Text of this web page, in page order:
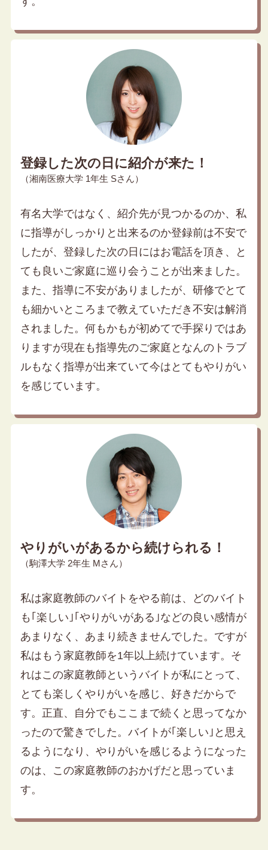
登録した次の日に紹介が来た！
（湘南医療大学 1年生 Sさん）
有名大学ではなく、紹介先が見つかるのか、私
に指導がしっかりと出来るのか登録前は不安で
したが、登録した次の日にはお電話を頂き、と
ても良いご家庭に巡り会うことが出来ました。
また、指導に不安がありましたが、研修でとて
も細かいところまで教えていただき不安は解消
されました。何もかもが初めてで手探りではあ
りますが現在も指導先のご家庭となんのトラブ
ルもなく指導が出来ていて今はとてもやりがい
を感じています。
やりがいがあるから続けられる！
（駒澤大学 2年生 Mさん）
私は家庭教師のバイトをやる前は、どのバイト
も｢楽しい｣｢やりがいがある｣などの良い感情が
あまりなく、あまり続きませんでした。ですが
私はもう家庭教師を1年以上続けています。そ
れはこの家庭教師というバイトが私にとって、
とても楽しくやりがいを感じ、好きだからで
す。正直、自分でもここまで続くと思ってなか
ったので驚きでした。バイトが｢楽しい｣と思え
るようになり、やりがいを感じるようになった
のは、この家庭教師のおかげだと思っていま
す。